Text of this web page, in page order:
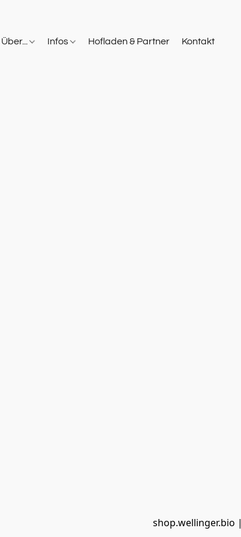
Über... Infos Hofladen & Partner Kontakt
shop.wellinger.bio |